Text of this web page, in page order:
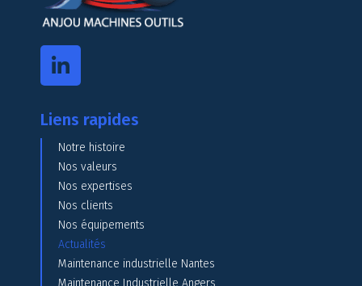
Liens rapides
Notre histoire
Nos valeurs
Nos expertises
Nos clients
Nos équipements
Actualités
Maintenance industrielle Nantes
Maintenance Industrielle Angers